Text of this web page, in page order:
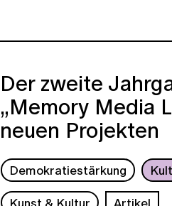
Der zweite
„Memory Media
neuen Projekten
Demokratiestärkung